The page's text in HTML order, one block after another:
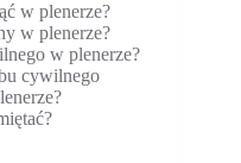
w plenerze?
w plenerze?
w plenerze?
cywilnego